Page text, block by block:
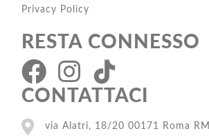
Privacy Policy
RESTA CONNESSO
CONTATTACI
via Alatri, 18/20 00171 Roma RM